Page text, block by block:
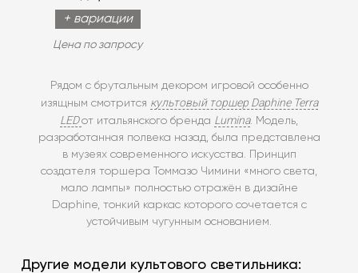
+ вариации
Цена по запросу
Рядом с брутальным декором игровой особенно
изящным смотрится культовый торшер Daphine Terra
LEDот итальянского бренда Lumina. Модель,
разработанная полвека назад, была представлена
в музеях современного искусства. Принцип
создателя торшера Томмазо Чимини «много света,
мало лампы» полностью отражён в дизайне
Daphine, тонкий каркас которого сочетается с
устойчивым чугунным основанием.
Другие модели культового светильника: